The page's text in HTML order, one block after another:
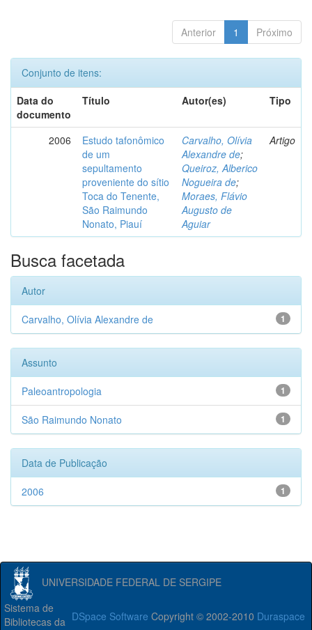
Anterior 1 Próximo
Conjunto de itens:
Data do
documento
Título Autor(es) Tipo
2006
Estudo tafonômico
de um
sepultamento
proveniente do sítio
Toca do Tenente,
São Raimundo
Nonato, Piauí
Carvalho, Olívia
Alexandre de;
Queiroz, Alberico
Nogueira de;
Moraes, Flávio
Augusto de
Aguiar
Artigo
Busca facetada
Autor
1
Carvalho, Olívia Alexandre de
Assunto
1
Paleoantropologia
1
São Raimundo Nonato
Data de Publicação
1
2006
UNIVERSIDADE FEDERAL DE SERGIPE
DSpace Software Copyright © 2002-2010 Duraspace
Sistema de
Bibliotecas da